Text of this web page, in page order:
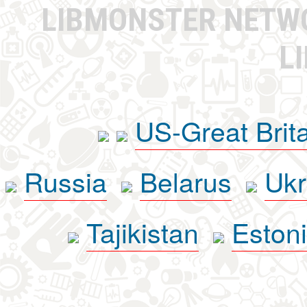
LIBMONSTER
US-Great
Russia
Belarus
Tajikistan